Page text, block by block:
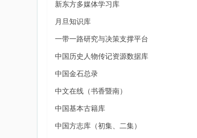
新东方多媒体学习库
月旦知识库
一带一路研究与决策支撑平台
中国历史人物传记资源数据库
中国金石总录
中文在线（书香暨南）
中国基本古籍库
中国方志库（初集、二集）